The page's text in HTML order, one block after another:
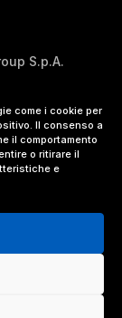
come i cookie per
Il consenso a
il comportamento
o ritirare il
e
S.p.A.
Policy|